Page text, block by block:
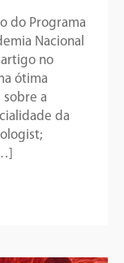
do Programa
Nacional
no
ótima
sobre a
da